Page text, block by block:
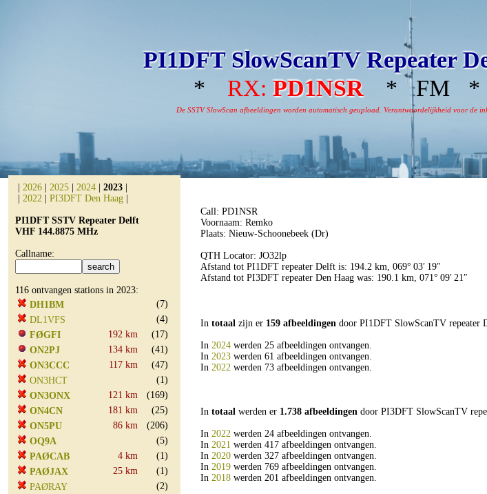
PI1DFT SlowScanTV Repeater
*
RX: PD1NSR * FM *
De SSTV SlowScan afbeeldingen worden automatisch geupload. Verantwoordelijkheid voor de
2026 2025 2024 2023
2022 PI3DFT Den Haag
PI1DFT SSTV Repeater Delft
VHF 144.8875 MHz
Callname:
116 ontvangen stations in 2023:
DH1BM
(7)
DL1VFS
(4)
FØGFI
192 km
(17)
ON2PJ
134 km
(41)
ON3CCC
117 km
(47)
ON3HCT
(1)
ON3ONX
121 km
(169)
ON4CN
181 km
(25)
ON5PU
86 km
(206)
OQ9A
(5)
PAØCAB
4 km
(1)
PAØJAX
25 km
(1)
PAØRAY
(2)
Call: PD1NSR
Voornaam: Remko
Plaats: Nieuw-Schoonebeek (Dr)
QTH Locator: JO32lp
Afstand tot PI1DFT repeater Delft is: 194.2 km, 069° 03′ 19″
Afstand tot PI3DFT repeater Den Haag was: 190.1 km, 071° 09′ 21″
In totaal zijn er 159 afbeeldingen door PI1DFT SlowScanTV repeater
In 2024 werden 25 afbeeldingen ontvangen.
In 2023 werden 61 afbeeldingen ontvangen.
In 2022 werden 73 afbeeldingen ontvangen.
In totaal werden er 1.738 afbeeldingen door PI3DFT SlowScanTV
In 2022 werden 24 afbeeldingen ontvangen.
In 2021 werden 417 afbeeldingen ontvangen.
In 2020 werden 327 afbeeldingen ontvangen.
In 2019 werden 769 afbeeldingen ontvangen.
In 2018 werden 201 afbeeldingen ontvangen.